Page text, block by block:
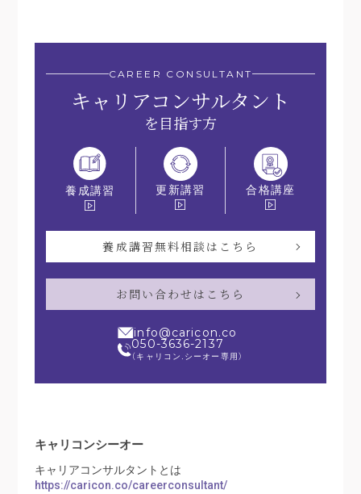
CAREER CONSULTANT
キャリアコンサルタント
を目指す方
養成講習 更新講習 合格講座
養成講習無料相談はこちら
お問い合わせはこちら
info@caricon.co
050-3636-2137
（キャリコン.シーオー専用）
キャリコンシーオー
キャリアコンサルタントとは
https://caricon.co/careerconsultant/